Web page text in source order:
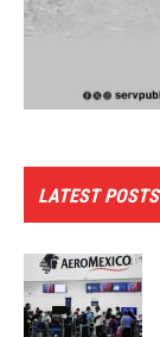
LATEST POSTS